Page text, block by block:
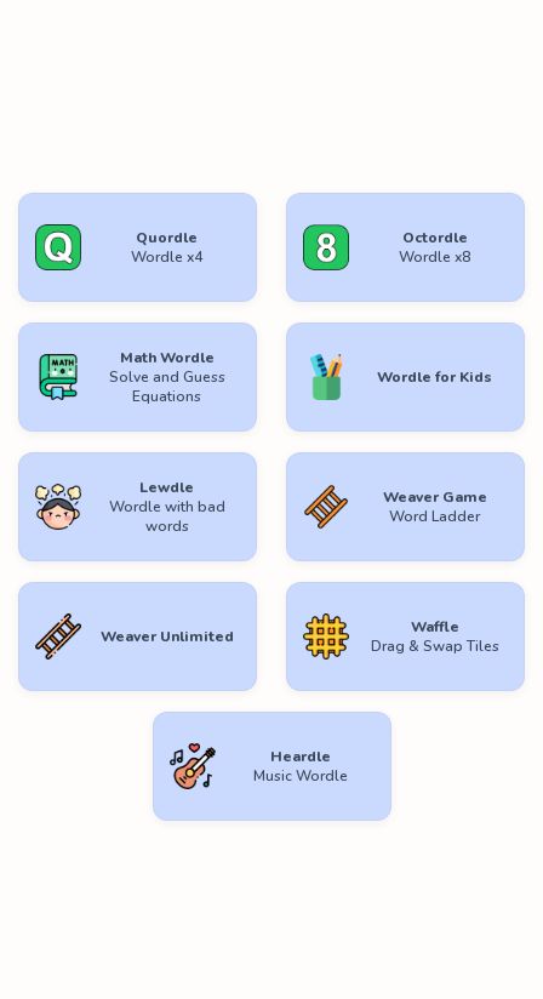
Quordle
Wordle x4
Octordle
Wordle x8
Math Wordle
Solve and Guess
Equations
Wordle for Kids
Lewdle
Wordle with bad
words
Weaver Game
Word Ladder
Weaver Unlimited
Waffle
Drag & Swap Tiles
Heardle
Music Wordle